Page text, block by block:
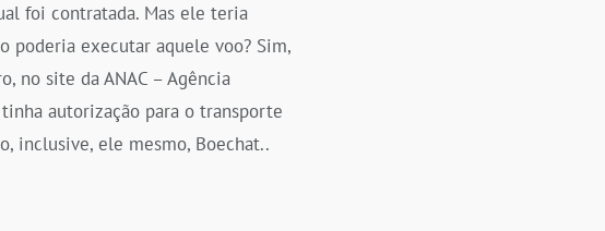
foi contratada. Mas ele teria
poderia executar aquele voo? Sim,
no site da ANAC – Agência
autorização para o transporte
inclusive, ele mesmo, Boechat..